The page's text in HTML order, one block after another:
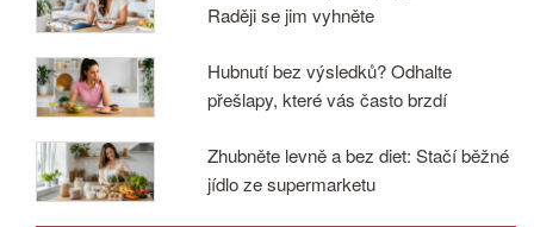
Raději se jim vyhněte
Hubnutí bez výsledků? Odhalte
přešlapy, které vás často brzdí
Zhubněte levně a bez diet: Stačí běžné
jídlo ze supermarketu